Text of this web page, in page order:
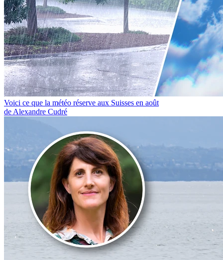
Voici ce que la météo réserve aux Suisses en août
de Alexandre Cudré